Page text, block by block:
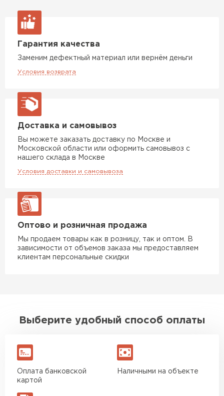
Гарантия качества
Заменим дефектный материал или вернём деньги
Условия возврата
Доставка и самовывоз
Вы можете заказать доставку по Москве и
Московской области или оформить самовывоз с
нашего склада в Москве
Условия доставки и самовывоза
Оптово и розничная продажа
Мы продаем товары как в розницу, так и оптом. В
зависимости от объемов заказа мы предоставляем
клиентам персональные скидки
Выберите удобный способ оплаты
Оплата банковской
картой
Наличными на объекте